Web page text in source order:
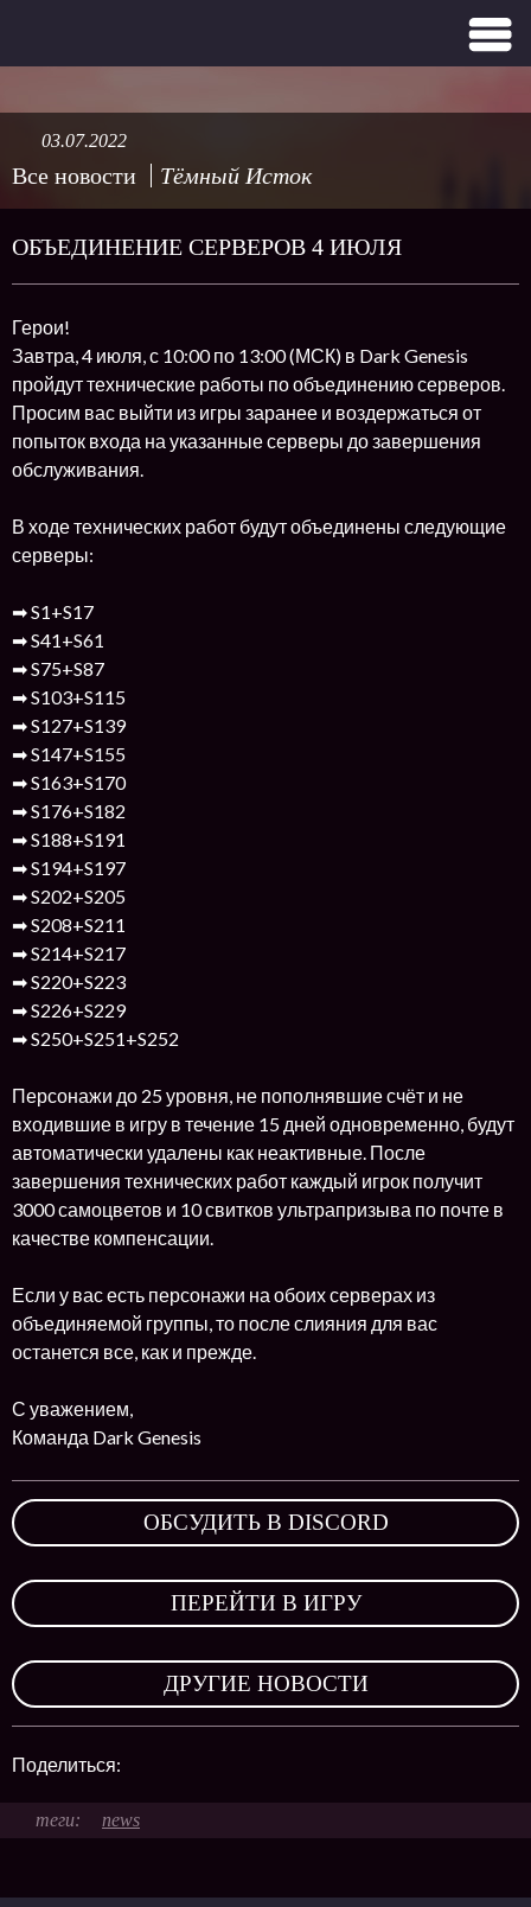
Все новости Тёмный Исток
03.07.2022
ОБЪЕДИНЕНИЕ СЕРВЕРОВ 4 ИЮЛЯ
Герои!
Завтра, 4 июля, с 10:00 по 13:00 (МСК) в Dark Genesis
пройдут технические работы по объединению серверов.
Просим вас выйти из игры заранее и воздержаться от
попыток входа на указанные серверы до завершения
обслуживания.
В ходе технических работ будут объединены следующие
серверы:
➡ S1+S17
➡ S41+S61
➡ S75+S87
➡ S103+S115
➡ S127+S139
➡ S147+S155
➡ S163+S170
➡ S176+S182
➡ S188+S191
➡ S194+S197
➡ S202+S205
➡ S208+S211
➡ S214+S217
➡ S220+S223
➡ S226+S229
➡ S250+S251+S252
Персонажи до 25 уровня, не пополнявшие счёт и не
входившие в игру в течение 15 дней одновременно, будут
автоматически удалены как неактивные. После
завершения технических работ каждый игрок получит
3000 самоцветов и 10 свитков ультрапризыва по почте в
качестве компенсации.
Если у вас есть персонажи на обоих серверах из
объединяемой группы, то после слияния для вас
останется все, как и прежде.
С уважением,
Команда Dark Genesis
ОБСУДИТЬ В DISCORD
ПЕРЕЙТИ В ИГРУ
ДРУГИЕ НОВОСТИ
Поделиться:
news